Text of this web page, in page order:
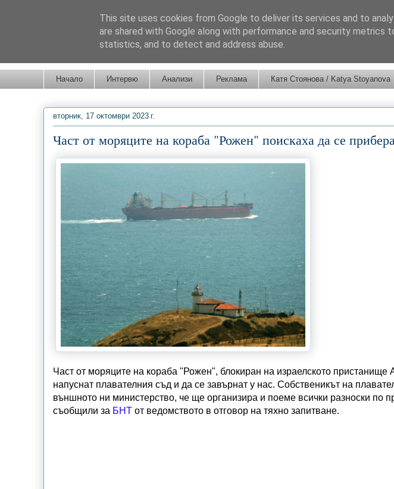
Начало Интервю Анализи Реклама Катя Стоянова / Katya Stoyanova
вторник, 17 октомври 2023 г.
Част от моряците на кораба "Рожен" поискаха да се
Част от моряците на кораба "Рожен", блокиран на израелското пристанище
напуснат плавателния съд и да се завърнат у нас. Собственикът на
външното ни министерство, че ще организира и поеме всички разноски по
съобщили за БНТ от ведомството в отговор на тяхно запитване.
This site uses cookies from Google to deliver its services and to
are shared with Google along with performance and security metrics
statistics, and to detect and address abuse.